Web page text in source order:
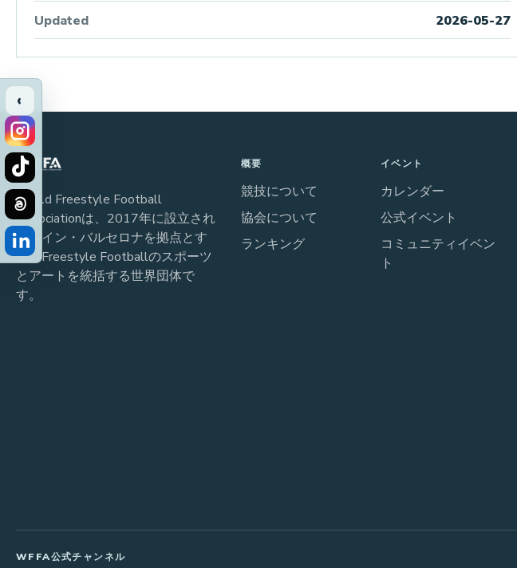
‹
Updated 2026-05-27
World Freestyle Football
Associationは、2017年に設立され
スペイン・バルセロナを拠点とす
る、Freestyle Footballのスポーツ
とアートを統括する世界団体で
す。
概要
競技について
協会について
ランキング
イベント
カレンダー
公式イベント
コミュニティイベン
ト
WFFA公式チャンネル